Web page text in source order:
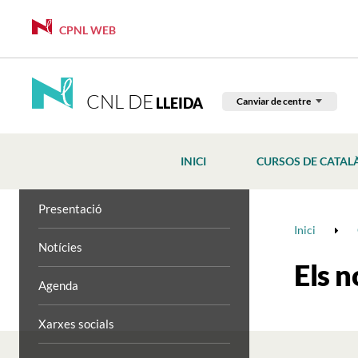
CPNL WEB
CNL DE LLEIDA Canviar de centre
INICI CURSOS DE
Presentació
Notícies
Agenda
Xarxes socials
Inici
Els